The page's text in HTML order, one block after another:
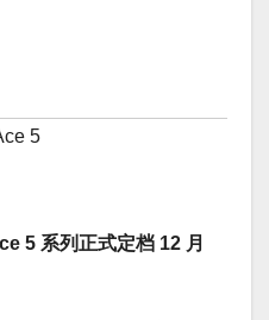
5
5 系列正式定档 12 月